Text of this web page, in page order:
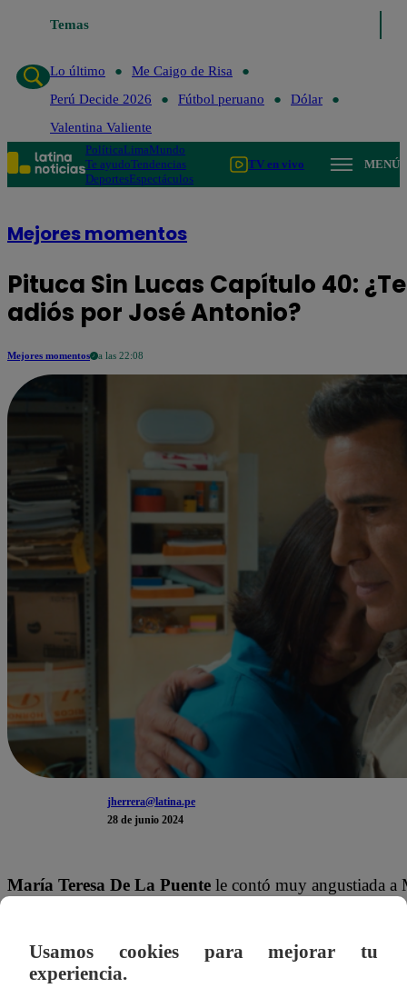
Temas
Lo último
Me Caigo de Risa
Perú Decide 2026
Fútbol peruano
Dólar
Valentina Valiente
PolíticaLimaMundo
Te ayudoTendencias
DeportesEspectáculos
TV en vivo MENÚ
Mejores momentos
Pituca Sin Lucas Capítulo 40:
adiós por José Antonio?
Mejores momentos a las 22:08
jherrera@latina.pe
28 de junio 2024
María Teresa De La Puente le contó muy angustiada a
fuerte, pero no está mal a veces pedir ayuda. No te
Usamos cookies para mejorar tu
experiencia.